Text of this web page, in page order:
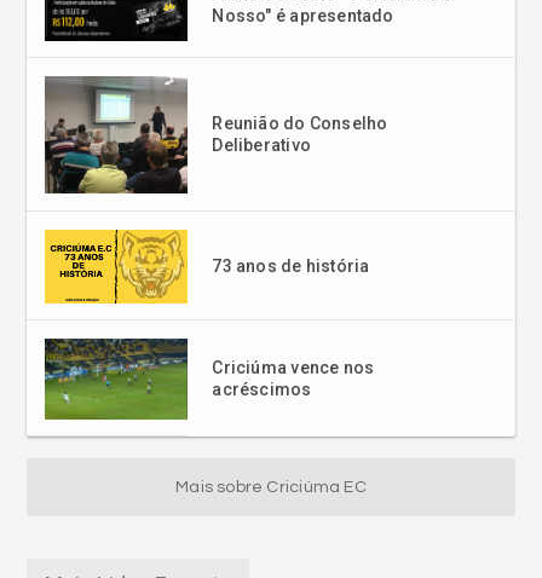
Nosso" é apresentado
Reunião do Conselho
Deliberativo
73 anos de história
Criciúma vence nos
acréscimos
Mais sobre Criciúma EC